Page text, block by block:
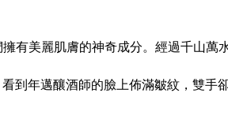
有美麗肌膚的神奇成分。經過千山萬
到年邁釀酒師的臉上佈滿皺紋，雙